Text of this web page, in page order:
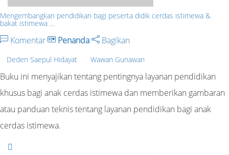
Mengembangkan pendidikan bagi peserta didik cerdas istimewa &
bakat istimewa …
Komentar Penanda Bagikan
Deden Saepul Hidayat Wawan Gunawan
Buku ini menyajikan tentang pentingnya layanan pendidikan
khusus bagi anak cerdas istimewa dan memberikan gambaran
atau panduan teknis tentang layanan pendidikan bagi anak
cerdas istimewa.